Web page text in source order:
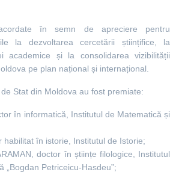
în semn de apreciere pentru
la dezvoltarea cercetării științifice, la
academice și la consolidarea vizibilității
pe plan național și internațional.
Stat din Moldova au fost premiate:
în informatică, Institutul de Matematică și
habilitat în istorie, Institutul de Istorie;
doctor în științe filologice, Institutul
„Bogdan Petriceicu-Hasdeu”;